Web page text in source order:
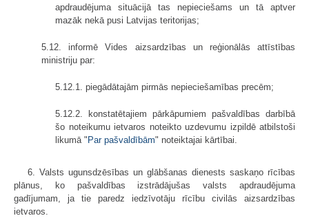
apdraudējuma situācijā tas nepieciešams un tā aptver
mazāk nekā pusi Latvijas teritorijas;
5.12. informē Vides aizsardzības un reģionālās attīstības
ministriju par:
5.12.1. piegādātajām pirmās nepieciešamības precēm;
5.12.2. konstatētajiem pārkāpumiem pašvaldības darbībā
šo noteikumu ietvaros noteikto uzdevumu izpildē atbilstoši
likumā " Par pašvaldībām" noteiktajai kārtībai.
6. Valsts ugunsdzēsības un glābšanas dienests saskaņo rīcības
plānus, ko pašvaldības izstrādājušas valsts apdraudējuma
gadījumam, ja tie paredz iedzīvotāju rīcību civilās aizsardzības
ietvaros.